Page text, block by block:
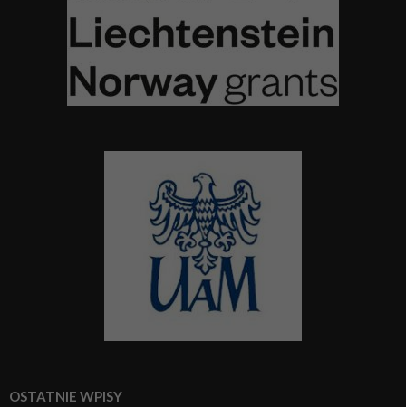
OSTATNIE WPISY